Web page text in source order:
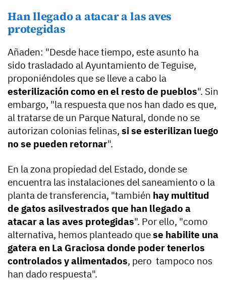
Han llegado a atacar a las aves
protegidas
Añaden: "Desde hace tiempo, este asunto ha
sido trasladado al Ayuntamiento de Teguise,
proponiéndoles que se lleve a cabo la
esterilización como en el resto de pueblos". Sin
embargo, "la respuesta que nos han dado es que,
al tratarse de un Parque Natural, donde no se
autorizan colonias felinas, si se esterilizan luego
no se pueden retornar".
En la zona propiedad del Estado, donde se
encuentra las instalaciones del saneamiento o la
planta de transferencia, "también hay multitud
de gatos asilvestrados que han llegado a
atacar a las aves protegidas". Por ello, "como
alternativa, hemos planteado quese habilite una
gatera en La Graciosa donde poder tenerlos
controlados y alimentados, pero tampoco nos
han dado respuesta".